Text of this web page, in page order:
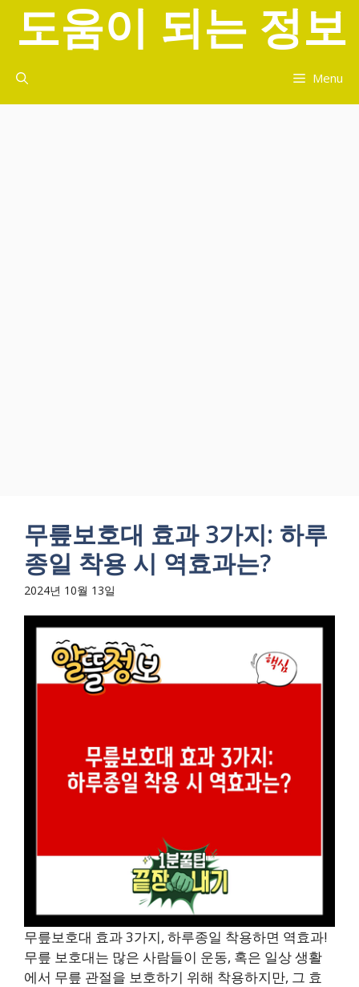
너
도움이 되는 정보
Menu
무릎보호대 효과 3가지: 하루
종일 착용 시 역효과는?
2024년 10월 13일
무릎보호대 효과 3가지, 하루종일 착용하면 역효과!
무릎 보호대는 많은 사람들이 운동, 혹은 일상 생활
에서 무릎 관절을 보호하기 위해 착용하지만, 그 효